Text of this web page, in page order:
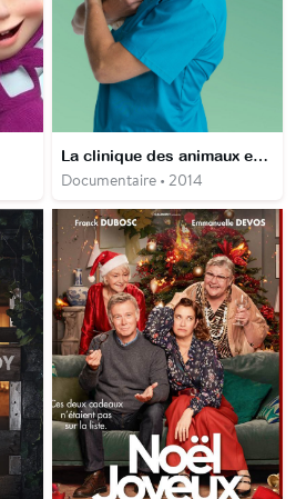
La clinique des animaux exotiques
Documentaire • 2014